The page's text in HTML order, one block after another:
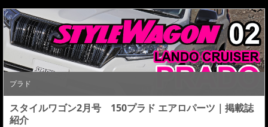
イルでも楽しめるプラドのNEWスタイルを提案。 エアロパーツ詳
細につきましてはHPをご確認下さい。HP詳細...
プラド
スタイルワゴン2月号 150プラド エアロパーツ｜掲載誌
紹介